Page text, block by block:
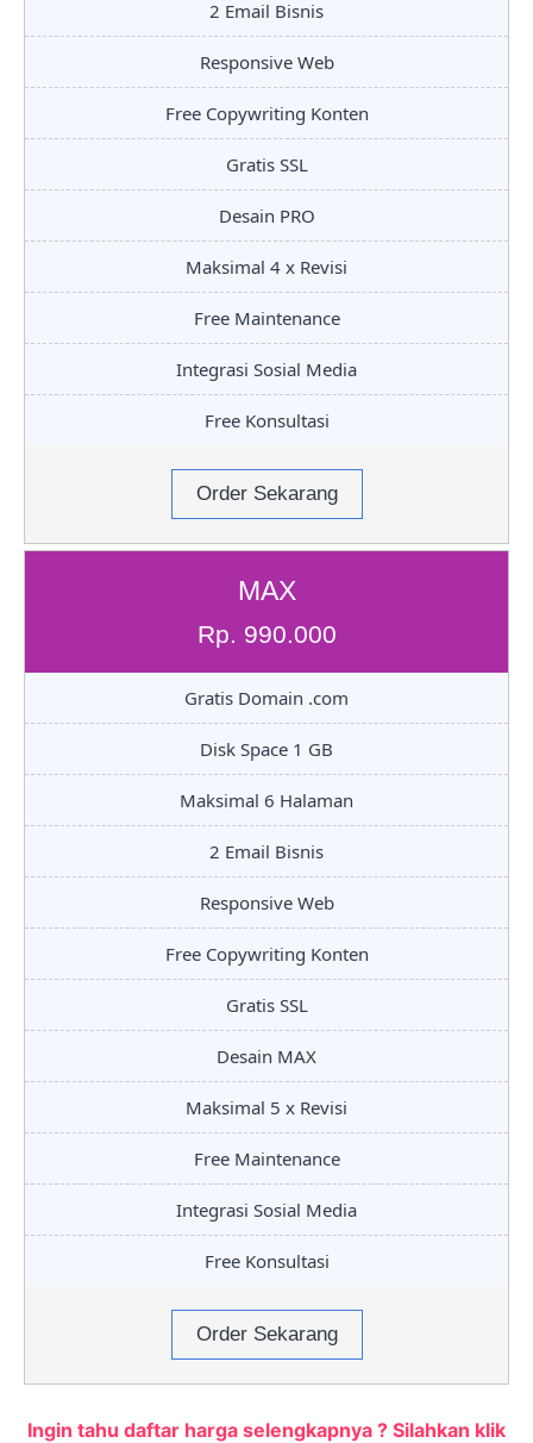
2 Email Bisnis
Responsive Web
Free Copywriting Konten
Gratis SSL
Desain PRO
Maksimal 4 x Revisi
Free Maintenance
Integrasi Sosial Media
Free Konsultasi
Order Sekarang
MAX
Rp. 990.000
Gratis Domain .com
Disk Space 1 GB
Maksimal 6 Halaman
2 Email Bisnis
Responsive Web
Free Copywriting Konten
Gratis SSL
Desain MAX
Maksimal 5 x Revisi
Free Maintenance
Integrasi Sosial Media
Free Konsultasi
Order Sekarang
Ingin tahu daftar harga selengkapnya ? Silahkan klik